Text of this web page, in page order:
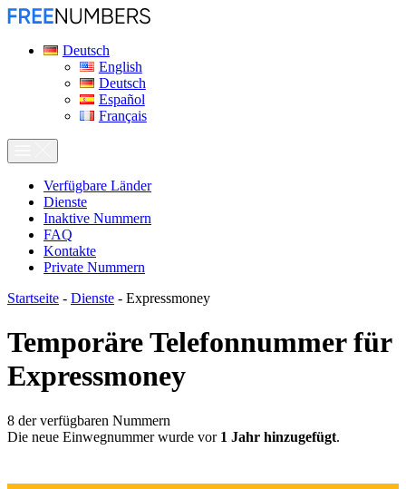
Deutsch
English
Deutsch
Español
Français
Verfügbare Länder
Dienste
Inaktive Nummern
FAQ
Kontakte
Private Nummern
Startseite - Dienste - Expressmoney
Temporäre Telefonnummer für
Expressmoney
8 der verfügbaren Nummern
Die neue Einwegnummer wurde vor 1 Jahr hinzugefügt.